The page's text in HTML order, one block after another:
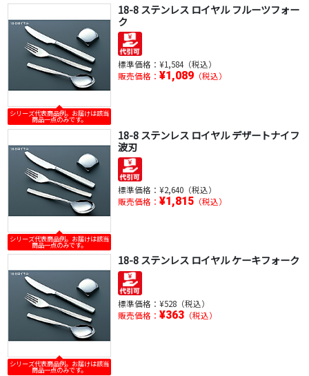
シリーズ代表商品例。お届けは該当
商品一点のみです。
18-8 ステンレス ロイヤル フルーツフォー
ク
標準価格： ¥1,584（税込）
販売価格： ¥1,089（税込）
シリーズ代表商品例。お届けは該当
商品一点のみです。
18-8 ステンレス ロイヤル デザートナイフ
波刃
標準価格： ¥2,640（税込）
販売価格： ¥1,815（税込）
シリーズ代表商品例。お届けは該当
商品一点のみです。
18-8 ステンレス ロイヤル ケーキフォーク
標準価格： ¥528（税込）
販売価格： ¥363（税込）